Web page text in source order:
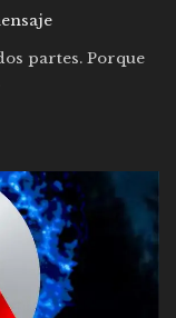
partes. Porque